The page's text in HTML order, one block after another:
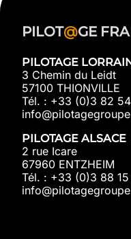
PILOT@GE
PILOTAGE
3 Chemin du Leidt
57100 THIONVILLE
Tél. : +33 (0)3 82
PILOTAGE ALSACE
2 rue Icare
67960 ENTZHEIM
Tél. : +33 (0)3 88